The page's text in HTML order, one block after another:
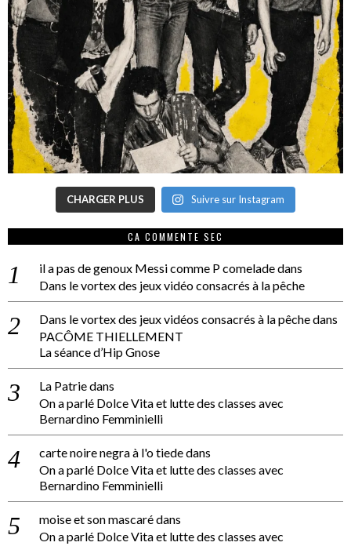
CHARGER PLUS Suivre sur Instagram
CA COMMENTE SEC
il a pas de genoux Messi comme P comeladedans
Dans le vortex des jeux vidéo consacrés à la pêche
Dans le vortex des jeux vidéos consacrés à la pêchedans
PACÔME THIELLEMENT
La séance d’Hip Gnose
La Patriedans
On a parlé Dolce Vita et lutte des classes avec
Bernardino Femminielli
carte noire negra à l'o tiededans
On a parlé Dolce Vita et lutte des classes avec
Bernardino Femminielli
moise et son mascarédans
On a parlé Dolce Vita et lutte des classes avec